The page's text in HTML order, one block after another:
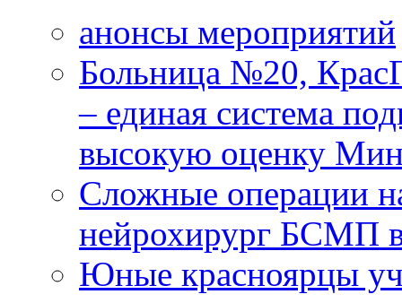
анонсы мероприятий
Больница №20,
– единая система
высокую оценку
Сложные операции
нейрохирург БСМП
Юные красноярцы